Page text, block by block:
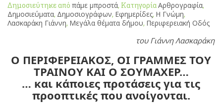
Δημοσιεύτηκε από πάμε μπροστά, ΚατηγορίαΑρθρογραφία,
Δημοσιεύματα, Δημοσιογράφων, Εφημερίδες, Η Γνώμη,
Λασκαράκη Γιάννη, Μεγάλα θέματα δήμου, Περιφερειακή Οδός
του Γιάννη Λασκαράκη
Ο ΠΕΡΙΦΕΡΕΙΑΚΟΣ, ΟΙ ΓΡΑΜΜΕΣ ΤΟΥ
ΤΡΑΙΝΟΥ ΚΑΙ Ο ΣΟΥΜΑΧΕΡ…
… και κάποιες προτάσεις για τις
προοπτικές που ανοίγονται.